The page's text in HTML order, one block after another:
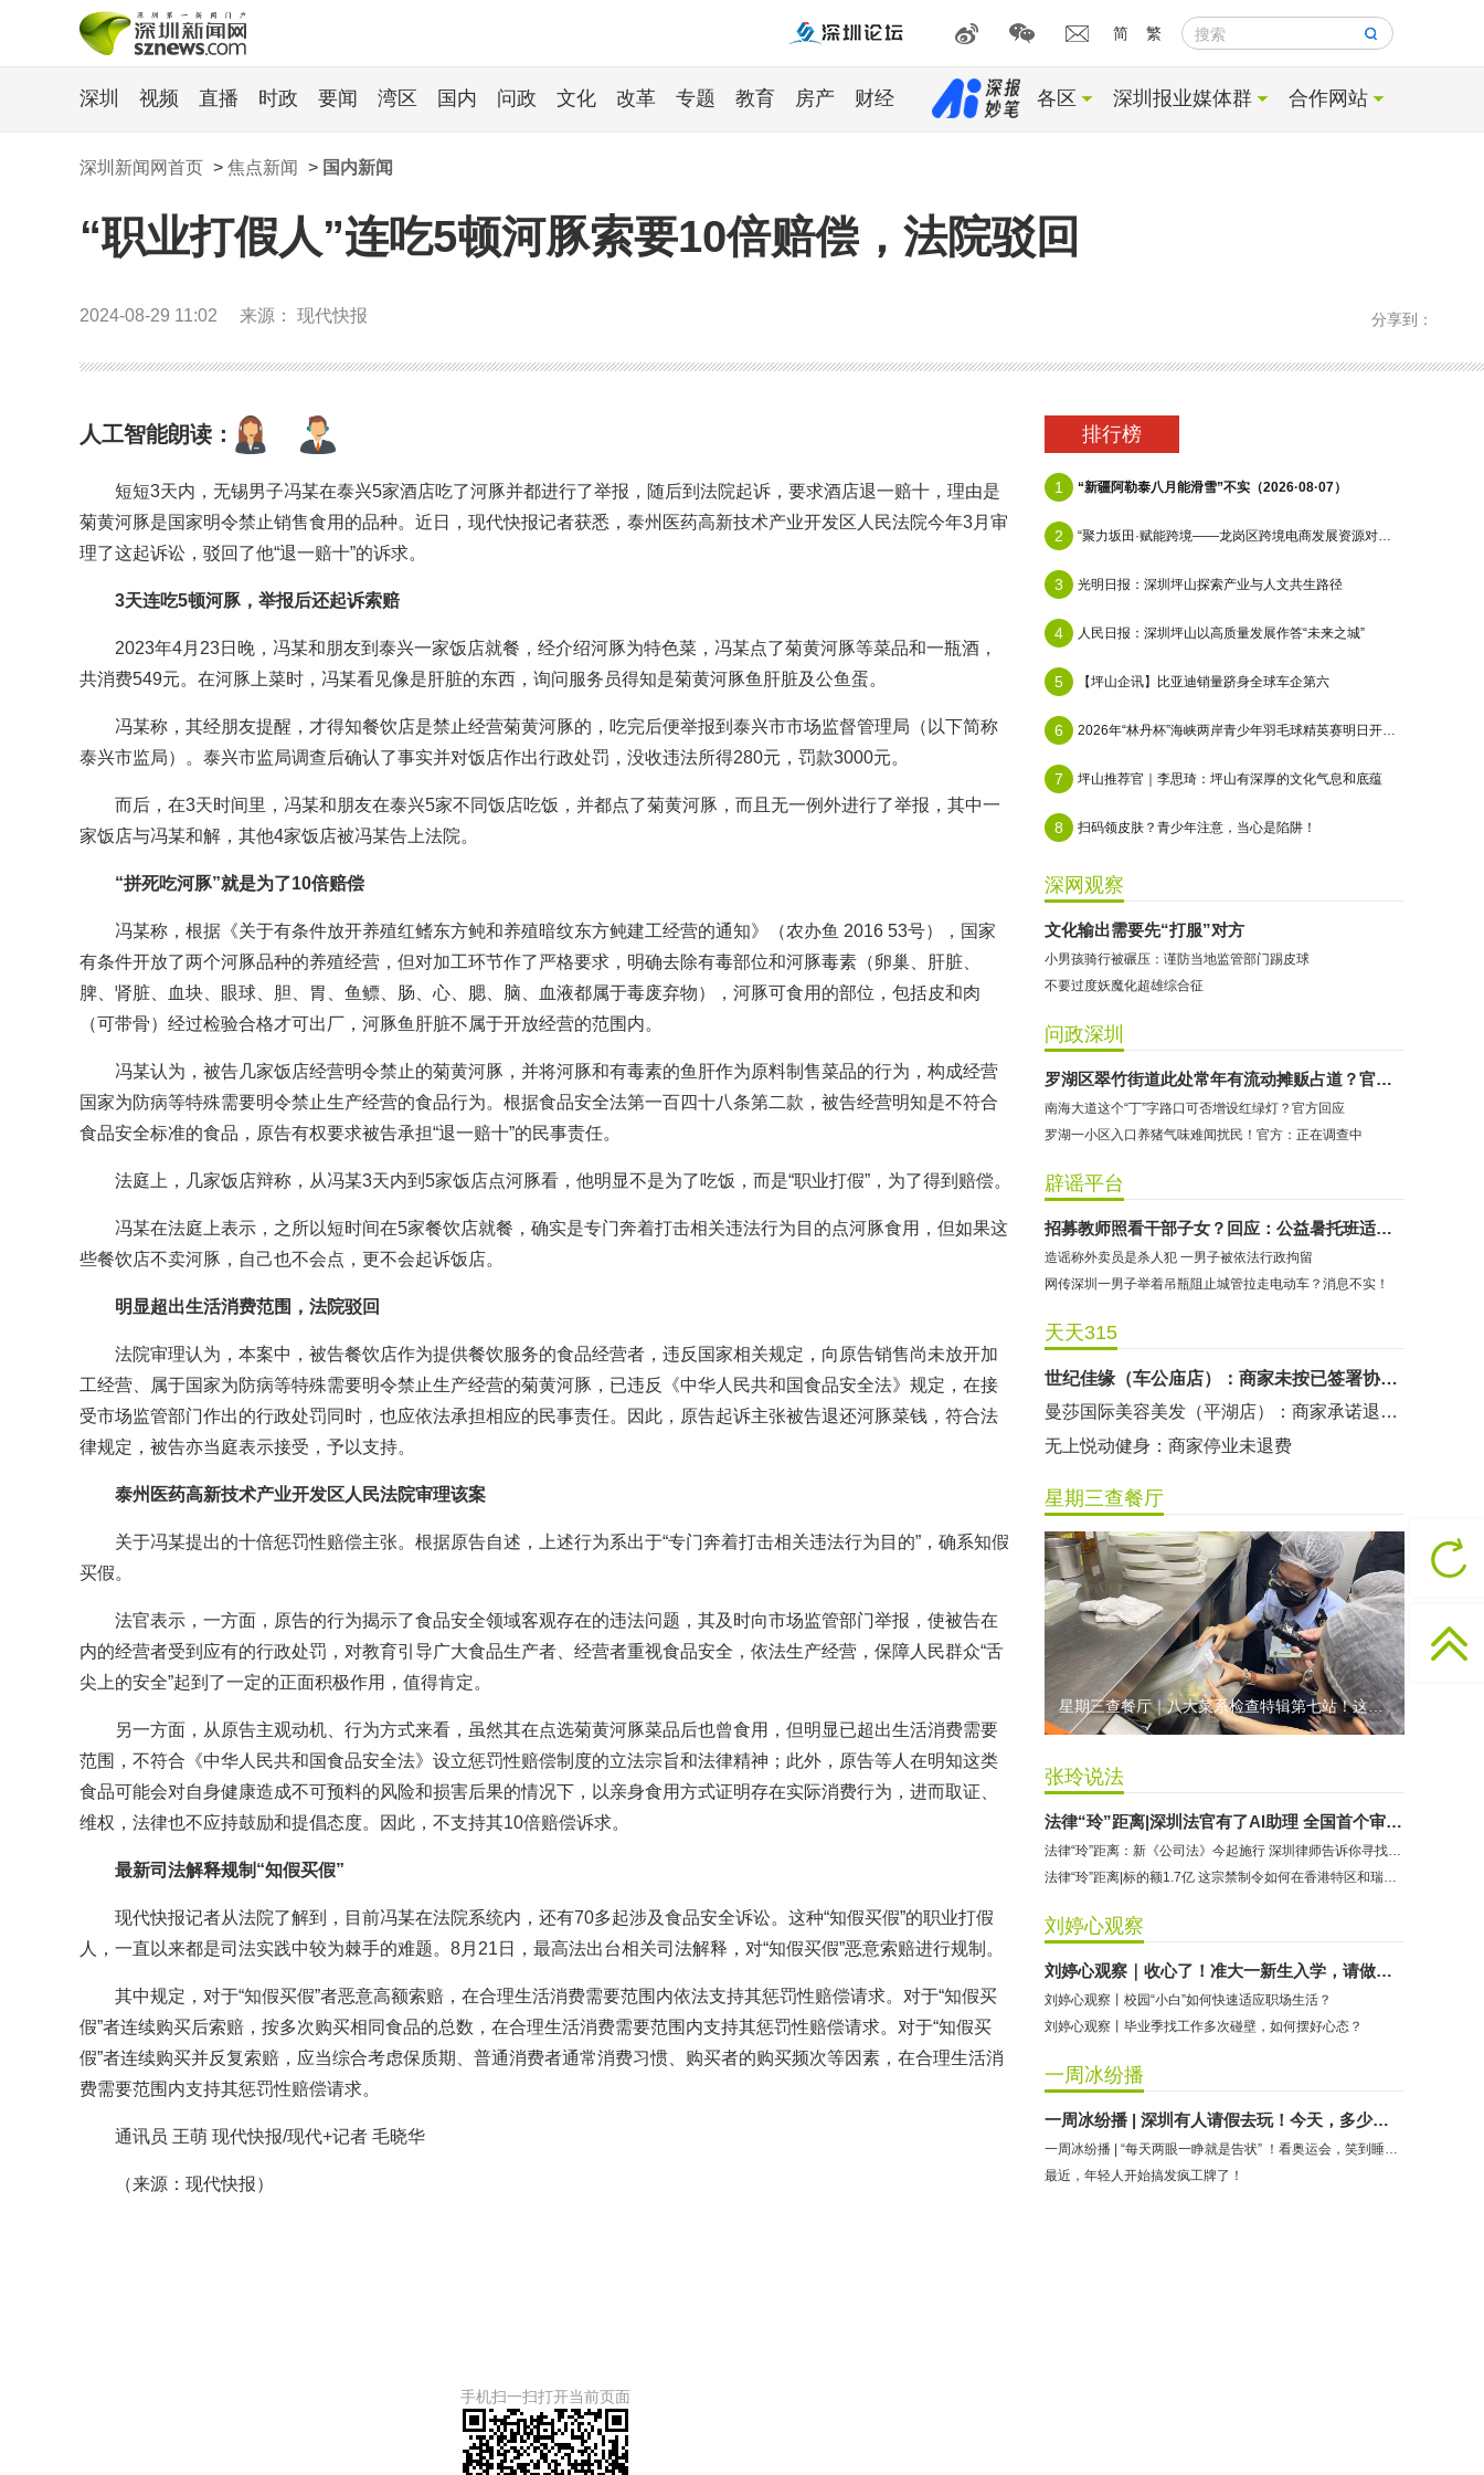
简 繁 搜索
深圳 视频 直播 时政 要闻 湾区 国内 问政 文化 改革 专题 教育 房产 财经 各区 深圳报业媒体群 合作网站
深圳新闻网首页 > 焦点新闻 > 国内新闻
“职业打假人”连吃5顿河豚索要10倍赔偿，法院驳回
2024-08-29 11:02 来源： 现代快报 分享到：
人工智能朗读：
短短3天内，无锡男子冯某在泰兴5家酒店吃了河豚并都进行了举报，随后到法院起诉，要求酒店退一赔十，理由是
菊黄河豚是国家明令禁止销售食用的品种。近日，现代快报记者获悉，泰州医药高新技术产业开发区人民法院今年3月审
理了这起诉讼，驳回了他“退一赔十”的诉求。
3天连吃5顿河豚，举报后还起诉索赔
2023年4月23日晚，冯某和朋友到泰兴一家饭店就餐，经介绍河豚为特色菜，冯某点了菊黄河豚等菜品和一瓶酒，
共消费549元。在河豚上菜时，冯某看见像是肝脏的东西，询问服务员得知是菊黄河豚鱼肝脏及公鱼蛋。
冯某称，其经朋友提醒，才得知餐饮店是禁止经营菊黄河豚的，吃完后便举报到泰兴市市场监督管理局（以下简称
泰兴市监局）。泰兴市监局调查后确认了事实并对饭店作出行政处罚，没收违法所得280元，罚款3000元。
而后，在3天时间里，冯某和朋友在泰兴5家不同饭店吃饭，并都点了菊黄河豚，而且无一例外进行了举报，其中一
家饭店与冯某和解，其他4家饭店被冯某告上法院。
“拼死吃河豚”就是为了10倍赔偿
冯某称，根据《关于有条件放开养殖红鳍东方鲀和养殖暗纹东方鲀建工经营的通知》（农办鱼 2016 53号），国家
有条件开放了两个河豚品种的养殖经营，但对加工环节作了严格要求，明确去除有毒部位和河豚毒素（卵巢、肝脏、
脾、肾脏、血块、眼球、胆、胃、鱼鳔、肠、心、腮、脑、血液都属于毒废弃物），河豚可食用的部位，包括皮和肉
（可带骨）经过检验合格才可出厂，河豚鱼肝脏不属于开放经营的范围内。
冯某认为，被告几家饭店经营明令禁止的菊黄河豚，并将河豚和有毒素的鱼肝作为原料制售菜品的行为，构成经营
国家为防病等特殊需要明令禁止生产经营的食品行为。根据食品安全法第一百四十八条第二款，被告经营明知是不符合
食品安全标准的食品，原告有权要求被告承担“退一赔十”的民事责任。
法庭上，几家饭店辩称，从冯某3天内到5家饭店点河豚看，他明显不是为了吃饭，而是“职业打假”，为了得到赔偿。
冯某在法庭上表示，之所以短时间在5家餐饮店就餐，确实是专门奔着打击相关违法行为目的点河豚食用，但如果这
些餐饮店不卖河豚，自己也不会点，更不会起诉饭店。
明显超出生活消费范围，法院驳回
法院审理认为，本案中，被告餐饮店作为提供餐饮服务的食品经营者，违反国家相关规定，向原告销售尚未放开加
工经营、属于国家为防病等特殊需要明令禁止生产经营的菊黄河豚，已违反《中华人民共和国食品安全法》规定，在接
受市场监管部门作出的行政处罚同时，也应依法承担相应的民事责任。因此，原告起诉主张被告退还河豚菜钱，符合法
律规定，被告亦当庭表示接受，予以支持。
泰州医药高新技术产业开发区人民法院审理该案
关于冯某提出的十倍惩罚性赔偿主张。根据原告自述，上述行为系出于“专门奔着打击相关违法行为目的”，确系知假
买假。
法官表示，一方面，原告的行为揭示了食品安全领域客观存在的违法问题，其及时向市场监管部门举报，使被告在
内的经营者受到应有的行政处罚，对教育引导广大食品生产者、经营者重视食品安全，依法生产经营，保障人民群众“舌
尖上的安全”起到了一定的正面积极作用，值得肯定。
另一方面，从原告主观动机、行为方式来看，虽然其在点选菊黄河豚菜品后也曾食用，但明显已超出生活消费需要
范围，不符合《中华人民共和国食品安全法》设立惩罚性赔偿制度的立法宗旨和法律精神；此外，原告等人在明知这类
食品可能会对自身健康造成不可预料的风险和损害后果的情况下，以亲身食用方式证明存在实际消费行为，进而取证、
维权，法律也不应持鼓励和提倡态度。因此，不支持其10倍赔偿诉求。
最新司法解释规制“知假买假”
现代快报记者从法院了解到，目前冯某在法院系统内，还有70多起涉及食品安全诉讼。这种“知假买假”的职业打假
人，一直以来都是司法实践中较为棘手的难题。8月21日，最高法出台相关司法解释，对“知假买假”恶意索赔进行规制。
其中规定，对于“知假买假”者恶意高额索赔，在合理生活消费需要范围内依法支持其惩罚性赔偿请求。对于“知假买
假”者连续购买后索赔，按多次购买相同食品的总数，在合理生活消费需要范围内支持其惩罚性赔偿请求。对于“知假买
假”者连续购买并反复索赔，应当综合考虑保质期、普通消费者通常消费习惯、购买者的购买频次等因素，在合理生活消
费需要范围内支持其惩罚性赔偿请求。
通讯员 王萌 现代快报/现代+记者 毛晓华
（来源：现代快报）
手机扫一扫打开当前页面
排行榜
1 “新疆阿勒泰八月能滑雪”不实（2026·08·07）
2 “聚力坂田·赋能跨境——龙岗区跨境电商发展资源对接会”在天安云谷顺利举办
3 光明日报：深圳坪山探索产业与人文共生路径
4 人民日报：深圳坪山以高质量发展作答“未来之城”
5 【坪山企讯】比亚迪销量跻身全球车企第六
6 2026年“林丹杯”海峡两岸青少年羽毛球精英赛明日开赛：495名选手共赴青春之约
7 坪山推荐官｜李思琦：坪山有深厚的文化气息和底蕴
8 扫码领皮肤？青少年注意，当心是陷阱！
深网观察
文化输出需要先“打服”对方
小男孩骑行被碾压：谨防当地监管部门踢皮球
不要过度妖魔化超雄综合征
问政深圳
罗湖区翠竹街道此处常年有流动摊贩占道？官方已回应
南海大道这个“丁”字路口可否增设红绿灯？官方回应
罗湖一小区入口养猪气味难闻扰民！官方：正在调查中
辟谣平台
招募教师照看干部子女？回应：公益暑托班适龄少年儿童均可报名
造谣称外卖员是杀人犯 一男子被依法行政拘留
网传深圳一男子举着吊瓶阻止城管拉走电动车？消息不实！
天天315
哈尔特健身：商家拒不配合调解
龅牙兔儿童情商训练营：商家承诺退费未履行
东方时代健身（KKONE店）：商家承诺退费未履行
粤宝乐儿童成长中心：商家拒不配合调解
世纪佳缘（车公庙店）：商家未按已签署协议退款
曼莎国际美容美发（平湖店）：商家承诺退费未履行
无上悦动健身：商家停业未退费
龅牙兔儿童情商训练营：商家承诺退费未履行
预付式消费退款难 深圳市消委会公开谴责力美健华联店
元宵佳节，发生了“甜蜜的烦恼”该怎么办？
2021年深圳市消费投诉分析报告出炉 教育培训投诉量增长
星期三查餐厅
星期三查餐厅｜八大菜系检查特辑第七站！这家米其林一星人气闽菜餐厅后厨干净吗？
张玲说法
法律“玲”距离|深圳法官有了AI助理 全国首个审判大模型到底长啥样
刘婷心观察
刘婷心观察｜收心了！准大一新生入学，请做好这些准备
刘婷心观察丨校园“小白”如何快速适应职场生活？
刘婷心观察丨毕业季找工作多次碰壁，如何摆好心态？
一周冰纷播
一周冰纷播 | 深圳有人请假去玩！今天，多少人为它疯狂？
最近，年轻人开始搞发疯工牌了！